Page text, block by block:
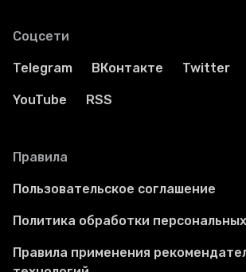
Соцсети
Telegram ВКонтакте Twitter
YouTube RSS
Правила
Пользовательское соглашение
Политика обработки
Правила применения